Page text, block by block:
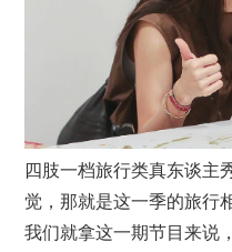
四肢一档旅行类真东谈主
觉，那就是这一季的旅行
我们就拿这一期节目来说